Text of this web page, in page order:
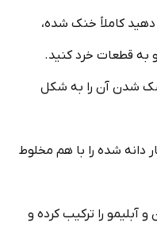
کاملاً خنک شده،
به قطعات خرد کنید.
شدن آن را به شکل
دانه شده را با هم مخلوط
آبلیمو را ترکیب کرده و